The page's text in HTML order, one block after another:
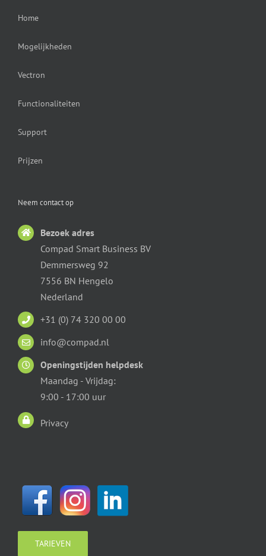
Home
Mogelijkheden
Vectron
Functionaliteiten
Support
Prijzen
Neem contact op
Bezoek adres
Compad Smart Business BV
Demmersweg 92
7556 BN Hengelo
Nederland
+31 (0) 74 320 00 00
info@compad.nl
Openingstijden helpdesk
Maandag - Vrijdag:
9:00 - 17:00 uur
Privacy
TARIEVEN